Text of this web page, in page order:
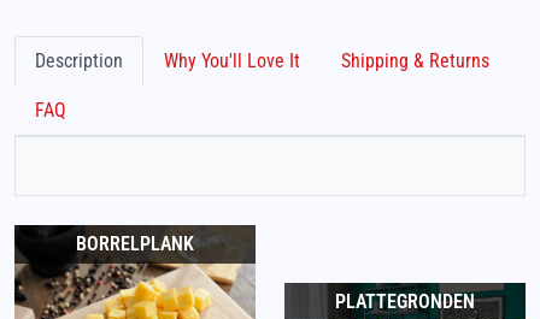
Description Why You'll Love It Shipping & Returns
FAQ
BORRELPLANK
PLATTEGRONDEN